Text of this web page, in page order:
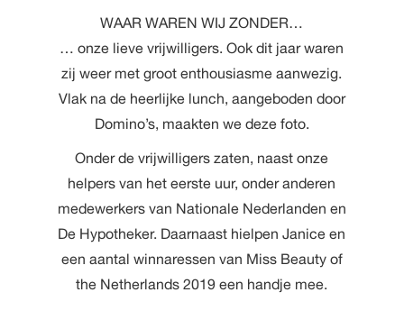
WAAR WAREN WIJ ZONDER…
… onze lieve vrijwilligers. Ook dit jaar waren
zij weer met groot enthousiasme aanwezig.
Vlak na de heerlijke lunch, aangeboden door
Domino’s, maakten we deze foto.
Onder de vrijwilligers zaten, naast onze
helpers van het eerste uur, onder anderen
medewerkers van Nationale Nederlanden en
De Hypotheker. Daarnaast hielpen Janice en
een aantal winnaressen van Miss Beauty of
the Netherlands 2019 een handje mee.